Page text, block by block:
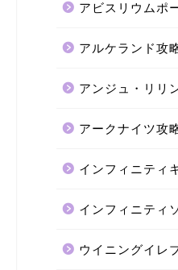
アビスリウムポ
アルケランド攻
アンジュ・リリ
アークナイツ攻
インフィニティ
インフィニティ
ウイニングイレ